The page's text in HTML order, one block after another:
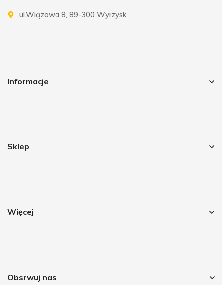
ul.Wiązowa 8, 89-300 Wyrzysk
Informacje
Sklep
Więcej
Obsrwuj nas